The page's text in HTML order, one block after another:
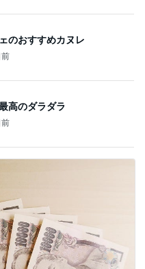
のおすすめカヌレ
前
高のダラダラ